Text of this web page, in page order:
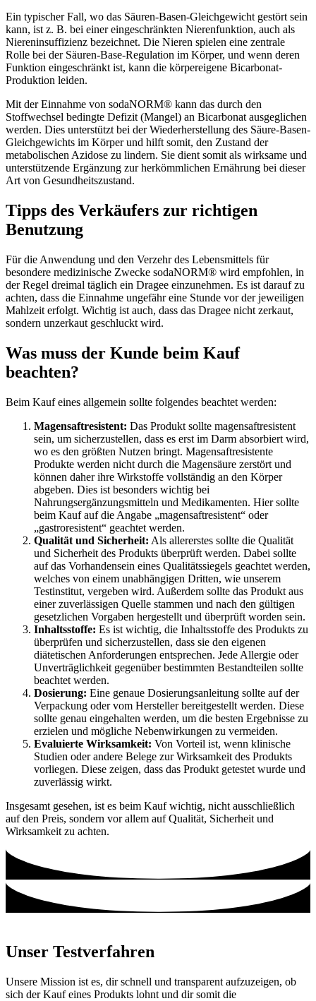
Ein typischer Fall, wo das Säuren-Basen-Gleichgewicht gestört sein
kann, ist z. B. bei einer eingeschränkten Nierenfunktion, auch als
Niereninsuffizienz bezeichnet. Die Nieren spielen eine zentrale
Rolle bei der Säuren-Base-Regulation im Körper, und wenn deren
Funktion eingeschränkt ist, kann die körpereigene Bicarbonat-
Produktion leiden.
Mit der Einnahme von sodaNORM® kann das durch den
Stoffwechsel bedingte Defizit (Mangel) an Bicarbonat ausgeglichen
werden. Dies unterstützt bei der Wiederherstellung des Säure-Basen-
Gleichgewichts im Körper und hilft somit, den Zustand der
metabolischen Azidose zu lindern. Sie dient somit als wirksame und
unterstützende Ergänzung zur herkömmlichen Ernährung bei dieser
Art von Gesundheitszustand.
Tipps des Verkäufers zur richtigen
Benutzung
Für die Anwendung und den Verzehr des Lebensmittels für
besondere medizinische Zwecke sodaNORM® wird empfohlen, in
der Regel dreimal täglich ein Dragee einzunehmen. Es ist darauf zu
achten, dass die Einnahme ungefähr eine Stunde vor der jeweiligen
Mahlzeit erfolgt. Wichtig ist auch, dass das Dragee nicht zerkaut,
sondern unzerkaut geschluckt wird.
Was muss der Kunde beim Kauf
beachten?
Beim Kauf eines allgemein sollte folgendes beachtet werden:
Magensaftresistent: Das Produkt sollte magensaftresistent
sein, um sicherzustellen, dass es erst im Darm absorbiert wird,
wo es den größten Nutzen bringt. Magensaftresistente
Produkte werden nicht durch die Magensäure zerstört und
können daher ihre Wirkstoffe vollständig an den Körper
abgeben. Dies ist besonders wichtig bei
Nahrungsergänzungsmitteln und Medikamenten. Hier sollte
beim Kauf auf die Angabe „magensaftresistent“ oder
„gastroresistent“ geachtet werden.
Qualität und Sicherheit: Als allererstes sollte die Qualität
und Sicherheit des Produkts überprüft werden. Dabei sollte
auf das Vorhandensein eines Qualitätssiegels geachtet werden,
welches von einem unabhängigen Dritten, wie unserem
Testinstitut, vergeben wird. Außerdem sollte das Produkt aus
einer zuverlässigen Quelle stammen und nach den gültigen
gesetzlichen Vorgaben hergestellt und überprüft worden sein.
Inhaltsstoffe: Es ist wichtig, die Inhaltsstoffe des Produkts zu
überprüfen und sicherzustellen, dass sie den eigenen
diätetischen Anforderungen entsprechen. Jede Allergie oder
Unverträglichkeit gegenüber bestimmten Bestandteilen sollte
beachtet werden.
Dosierung: Eine genaue Dosierungsanleitung sollte auf der
Verpackung oder vom Hersteller bereitgestellt werden. Diese
sollte genau eingehalten werden, um die besten Ergebnisse zu
erzielen und mögliche Nebenwirkungen zu vermeiden.
Evaluierte Wirksamkeit: Von Vorteil ist, wenn klinische
Studien oder andere Belege zur Wirksamkeit des Produkts
vorliegen. Diese zeigen, dass das Produkt getestet wurde und
zuverlässig wirkt.
Insgesamt gesehen, ist es beim Kauf wichtig, nicht ausschließlich
auf den Preis, sondern vor allem auf Qualität, Sicherheit und
Wirksamkeit zu achten.
Unser Testverfahren
Unsere Mission ist es, dir schnell und transparent aufzuzeigen, ob
sich der Kauf eines Produkts lohnt und dir somit die